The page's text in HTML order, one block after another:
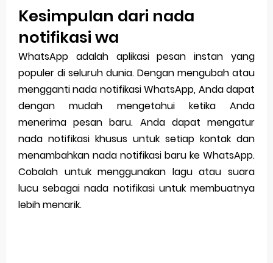
Kesimpulan dari nada
notifikasi wa
WhatsApp adalah aplikasi pesan instan yang
populer di seluruh dunia. Dengan mengubah atau
mengganti nada notifikasi WhatsApp, Anda dapat
dengan mudah mengetahui ketika Anda
menerima pesan baru. Anda dapat mengatur
nada notifikasi khusus untuk setiap kontak dan
menambahkan nada notifikasi baru ke WhatsApp.
Cobalah untuk menggunakan lagu atau suara
lucu sebagai nada notifikasi untuk membuatnya
lebih menarik.